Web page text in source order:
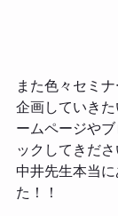
また色々セミ
企画していき
ームページや
ックしてきださ
中井先生本当
た！！